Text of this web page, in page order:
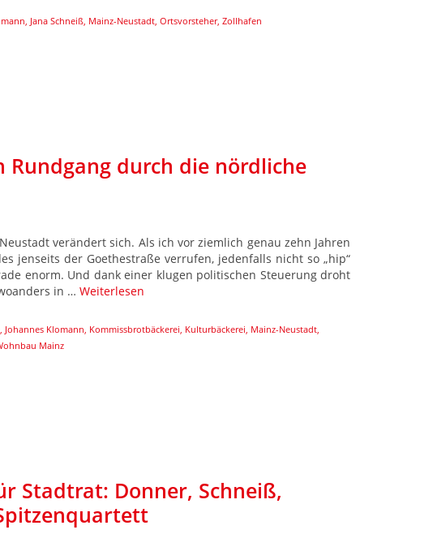
Jana Schneiß Mainz-Neustadt Ortsvorsteher, Zollhafen
Rundgang durch die nördliche
verändert sich. Als ich vor ziemlich genau zehn Jahren
jenseits der Goethestraße verrufen, jedenfalls nicht so „hip“
enorm. Und dank einer klugen politischen Steuerung droht
in … Weiterlesen
Johannes Klomann Kommissbrotbäckerei Kulturbäckerei Mainz-Neustadt
Mainz
Stadtrat: Donner, Schneiß,